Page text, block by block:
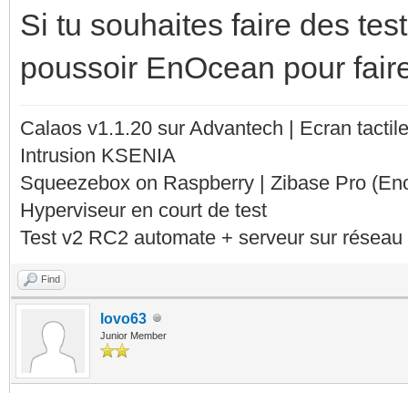
Si tu souhaites faire des
poussoir EnOcean pour
Calaos v1.1.20 sur Advantech | Ecran
Intrusion KSENIA
Squeezebox on Raspberry | Zibase Pro
Hyperviseur en court de test
Test v2 RC2 automate + serveur sur
Find
lovo63
Junior Member